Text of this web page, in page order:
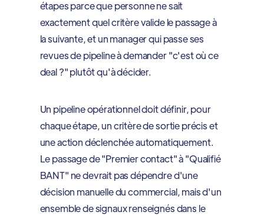
étapes parce que personne ne sait
exactement quel critère valide le passage à
la suivante, et un manager qui passe ses
revues de pipeline à demander "c'est où ce
deal ?" plutôt qu'à décider.
Un pipeline opérationnel doit définir, pour
chaque étape, un critère de sortie précis et
une action déclenchée automatiquement.
Le passage de "Premier contact" à "Qualifié
BANT" ne devrait pas dépendre d'une
décision manuelle du commercial, mais d'un
ensemble de signaux renseignés dans le